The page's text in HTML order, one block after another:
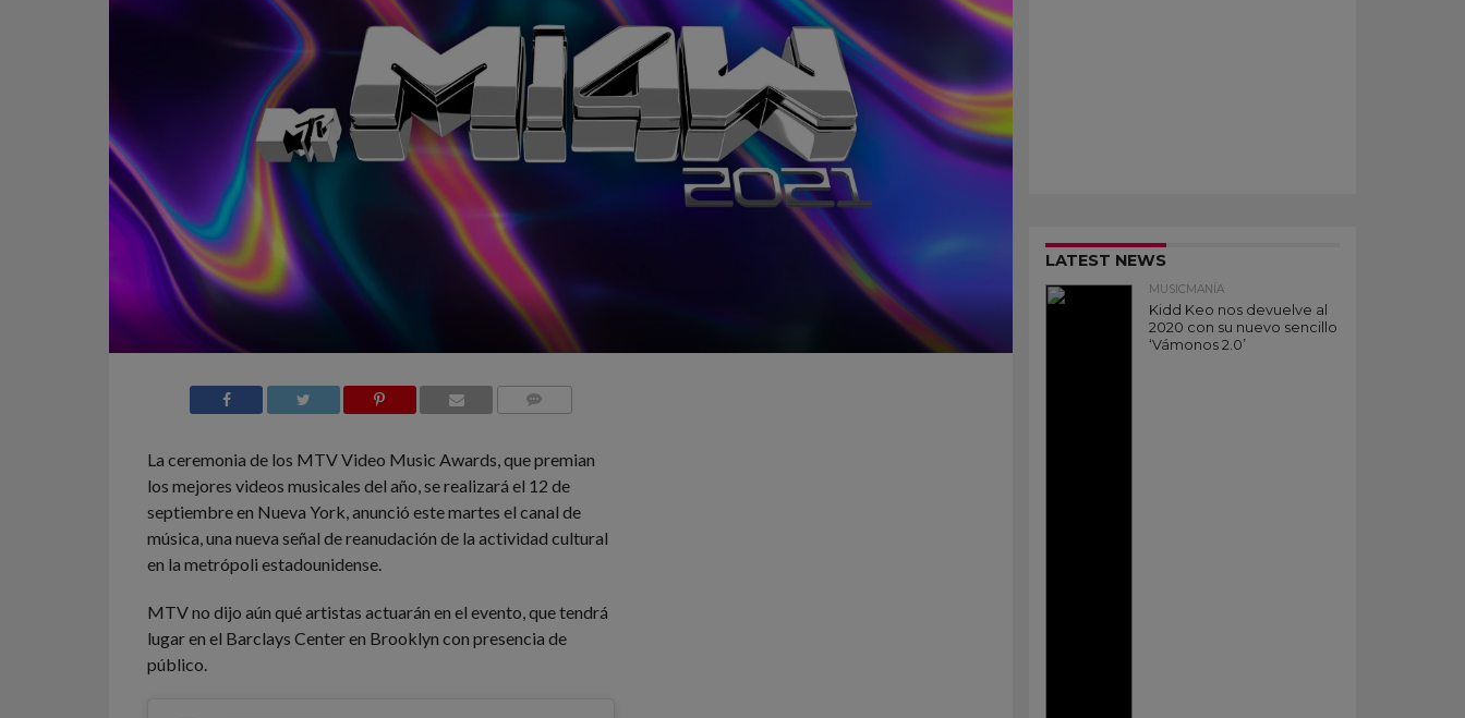
La ceremonia de los MTV Video Music Awards, que premian
los mejores videos musicales del año, se realizará el 12 de
septiembre en Nueva York, anunció este martes el canal de
música, una nueva señal de reanudación de la actividad cultural
en la metrópoli estadounidense.
MTV no dijo aún qué artistas actuarán en el evento, que tendrá
lugar en el Barclays Center en Brooklyn con presencia de
público.
LATEST NEWS
MUSICMANÍA
Kidd Keo nos devuelve al
2020 con su nuevo sencillo
‘Vámonos 2.0’